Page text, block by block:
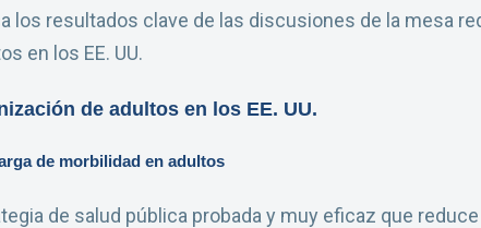
los resultados clave de las discusiones de la mesa
en los EE. UU.
de adultos en los EE. UU.
de morbilidad en adultos
de salud pública probada y muy eficaz que